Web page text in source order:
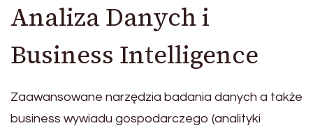
Analiza Danych i
Business Intelligence
Zaawansowane narzędzia badania danych a także
business wywiadu gospodarczego (analityki